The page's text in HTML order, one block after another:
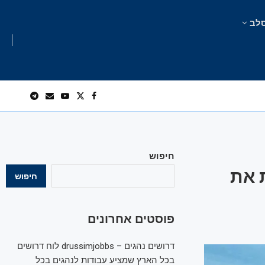
את
חיפוש
חיפוש
פוסטים אחרונים
דרושים נהגים – drussimjobbs לוח דרושים
בכל הארץ שמציע עבודות לנהגים בכל